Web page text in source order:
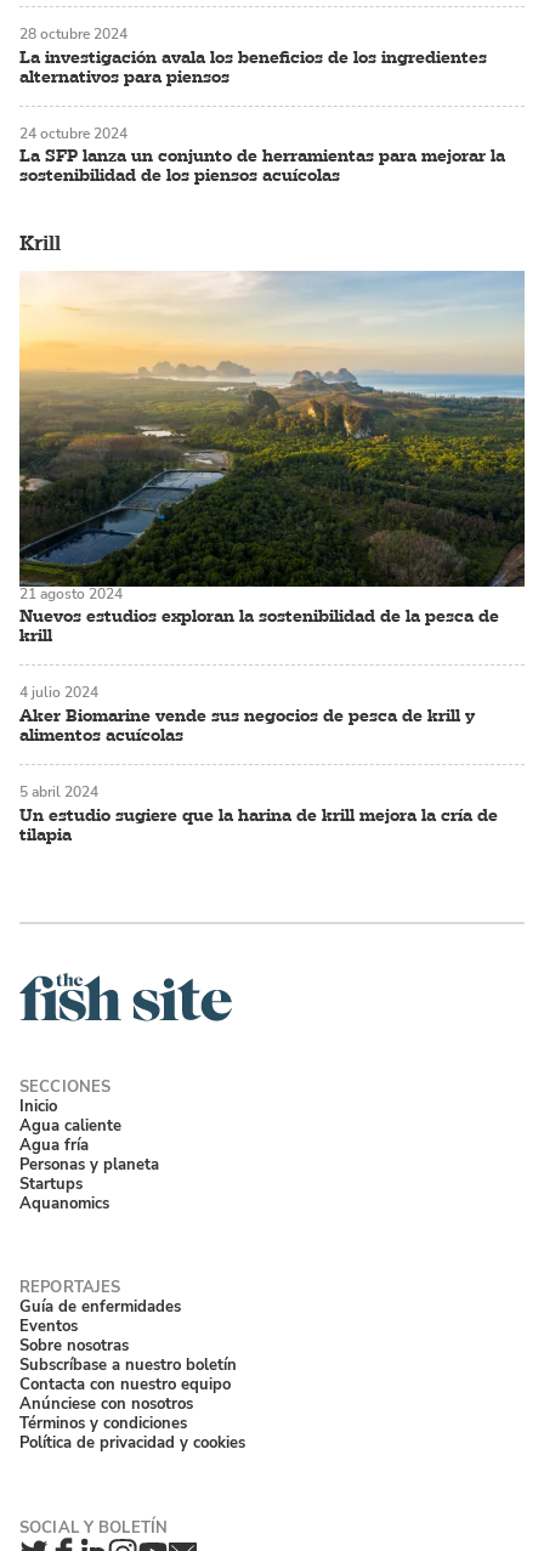
La investigación avala los beneficios de los ingredientes
alternativos para piensos
28 octubre 2024
La SFP lanza un conjunto de herramientas para mejorar la
sostenibilidad de los piensos acuícolas
24 octubre 2024
Krill
Nuevos estudios exploran la sostenibilidad de la pesca de
krill
21 agosto 2024
Aker Biomarine vende sus negocios de pesca de krill y
alimentos acuícolas
4 julio 2024
Un estudio sugiere que la harina de krill mejora la cría de
tilapia
5 abril 2024
Inicio
Agua caliente
Agua fría
Personas y planeta
Startups
Aquanomics
Guía de enfermidades
Eventos
Sobre nosotras
Subscríbase a nuestro boletín
Contacta con nuestro equipo
Anúnciese con nosotros
Términos y condiciones
Política de privacidad y cookies